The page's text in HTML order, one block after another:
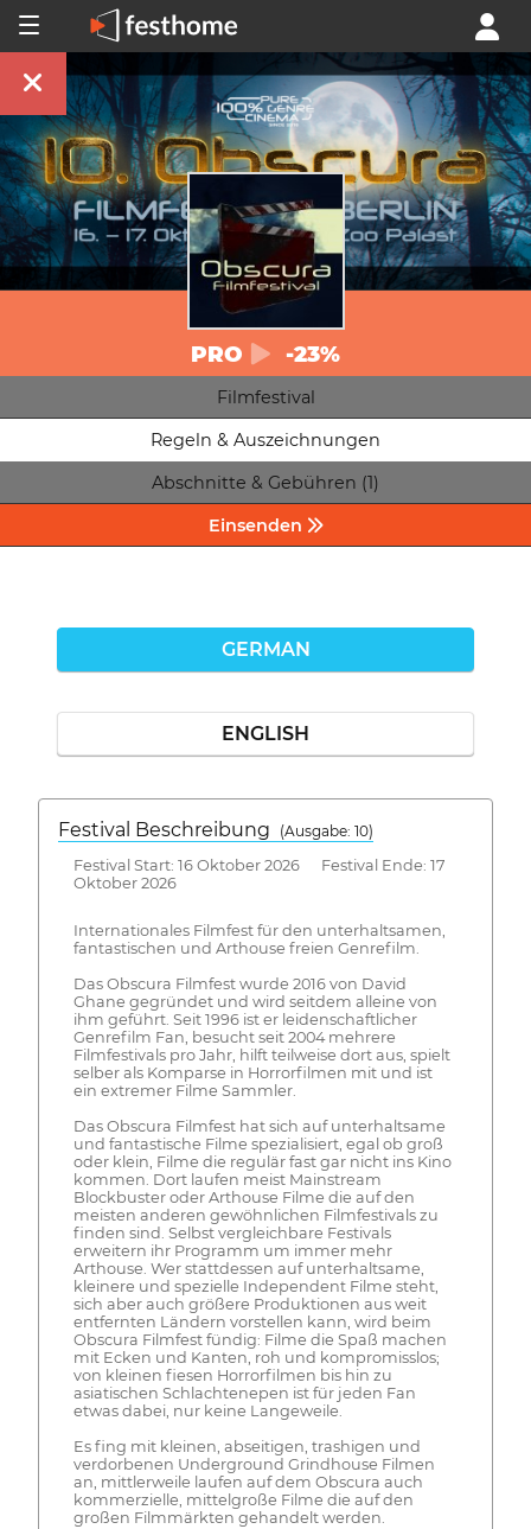
PRO -23%
Filmfestival
Regeln & Auszeichnungen
Abschnitte & Gebühren (1)
Einsenden
GERMAN
ENGLISH
Festival Beschreibung
(Ausgabe: 10)
Festival Start: 16 Oktober 2026 Festival Ende: 17
Oktober 2026
Internationales Filmfest für den unterhaltsamen,
fantastischen und Arthouse freien Genrefilm.
Das Obscura Filmfest wurde 2016 von David
Ghane gegründet und wird seitdem alleine von
ihm geführt. Seit 1996 ist er leidenschaftlicher
Genrefilm Fan, besucht seit 2004 mehrere
Filmfestivals pro Jahr, hilft teilweise dort aus, spielt
selber als Komparse in Horrorfilmen mit und ist
ein extremer Filme Sammler.
Das Obscura Filmfest hat sich auf unterhaltsame
und fantastische Filme spezialisiert, egal ob groß
oder klein, Filme die regulär fast gar nicht ins Kino
kommen. Dort laufen meist Mainstream
Blockbuster oder Arthouse Filme die auf den
meisten anderen gewöhnlichen Filmfestivals zu
finden sind. Selbst vergleichbare Festivals
erweitern ihr Programm um immer mehr
Arthouse. Wer stattdessen auf unterhaltsame,
kleinere und spezielle Independent Filme steht,
sich aber auch größere Produktionen aus weit
entfernten Ländern vorstellen kann, wird beim
Obscura Filmfest fündig: Filme die Spaß machen
mit Ecken und Kanten, roh und kompromisslos;
von kleinen fiesen Horrorfilmen bis hin zu
asiatischen Schlachtenepen ist für jeden Fan
etwas dabei, nur keine Langeweile.
Es fing mit kleinen, abseitigen, trashigen und
verdorbenen Underground Grindhouse Filmen
an, mittlerweile laufen auf dem Obscura auch
kommerzielle, mittelgroße Filme die auf den
großen Filmmärkten gehandelt werden.